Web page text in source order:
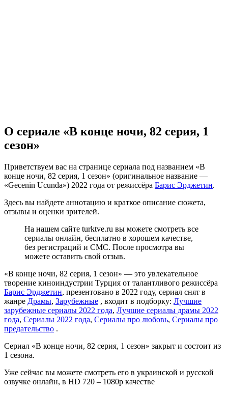
О сериале «В конце ночи, 82 серия, 1
сезон»
Приветствуем вас на странице сериала под названием «В
конце ночи, 82 серия, 1 сезон» (оригинальное название —
«Gecenin Ucunda») 2022 года от режиссёра Барис Эрджетин.
Здесь вы найдете аннотацию и краткое описание сюжета,
отзывы и оценки зрителей.
На нашем сайте turktve.ru вы можете смотреть все
сериалы онлайн, бесплатно в хорошем качестве,
без регистраций и СМС. После просмотра вы
можете оставить свой отзыв.
«В конце ночи, 82 серия, 1 сезон» — это увлекательное
творение киноиндустрии Турция от талантливого режиссёра
Барис Эрджетин, презентовано в 2022 году, сериал снят в
жанре Драмы, Зарубежные , входит в подборку: Лучшие
зарубежные сериалы 2022 года, Лучшие сериалы драмы 2022
года, Сериалы 2022 года, Сериалы про любовь, Сериалы про
предательство .
Сериал «В конце ночи, 82 серия, 1 сезон» закрыт и состоит из
1 сезона.
Уже сейчас вы можете смотреть его в украинской и русской
озвучке онлайн, в HD 720 – 1080p качестве